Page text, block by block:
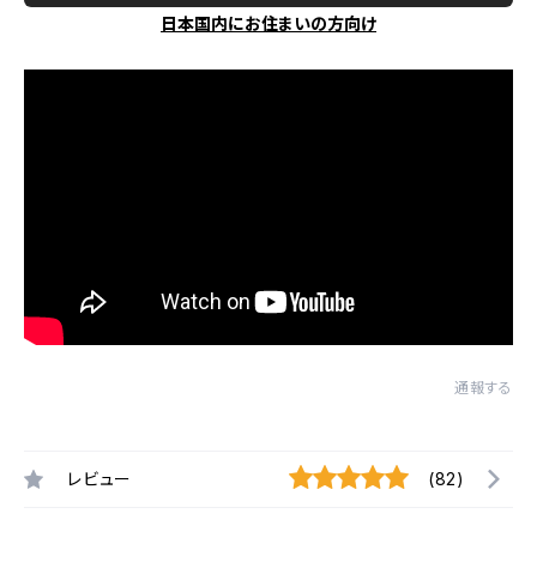
日本国内にお住まいの方向け
通報する
レビュー (82)